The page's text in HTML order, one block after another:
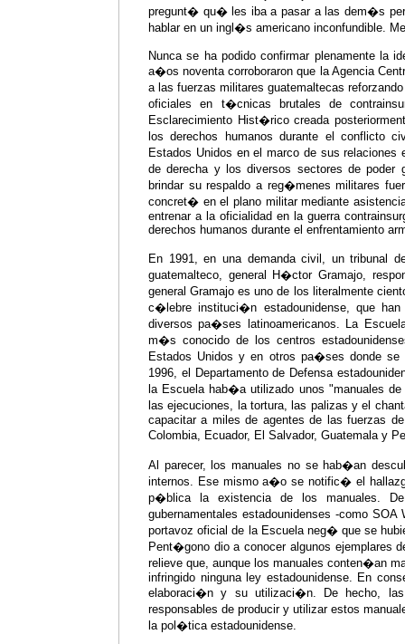
pregunt� qu� les iba a pasar a las dem�s
hablar en un ingl�s americano inconfundible.
Nunca se ha podido confirmar plenamente la
a�os noventa corroboraron que la Agencia
a las fuerzas militares guatemaltecas
oficiales en t�cnicas brutales de
Esclarecimiento Hist�rico creada
los derechos humanos durante el conflicto
Estados Unidos en el marco de sus
de derecha y los diversos sectores de
brindar su respaldo a reg�menes militares
concret� en el plano militar mediante
entrenar a la oficialidad en la guerra
derechos humanos durante el enfrentamiento
En 1991, en una demanda civil, un tribunal
guatemalteco, general H�ctor Gramajo,
general Gramajo es uno de los literalmente
c�lebre instituci�n estadounidense, que
diversos pa�ses latinoamericanos. La
m�s conocido de los centros
Estados Unidos y en otros pa�ses donde
1996, el Departamento de Defensa
la Escuela hab�a utilizado unos "manuales
las ejecuciones, la tortura, las palizas y el
capacitar a miles de agentes de las fuerzas
Colombia, Ecuador, El Salvador, Guatemala y
Al parecer, los manuales no se hab�an
internos. Ese mismo a�o se notific� el
p�blica la existencia de los manuales.
gubernamentales estadounidenses -como
portavoz oficial de la Escuela neg� que se
Pent�gono dio a conocer algunos ejemplares
relieve que, aunque los manuales conten�an
infringido ninguna ley estadounidense. En
elaboraci�n y su utilizaci�n. De hecho, las
responsables de producir y utilizar estos
la pol�tica estadounidense.